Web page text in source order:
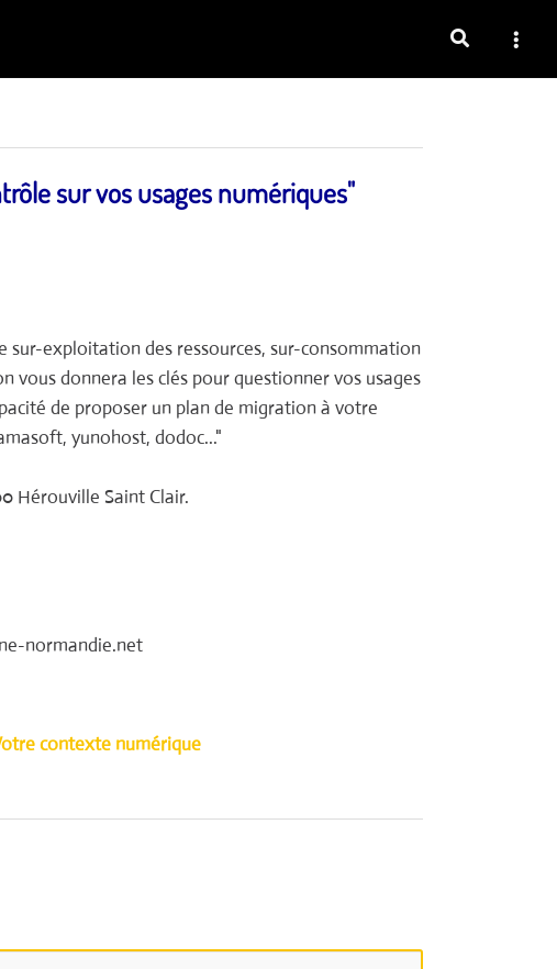
sur vos usages numériques"
sur-exploitation des ressources, sur-consommation
vous donnera les clés pour questionner vos usages
de proposer un plan de migration à votre
yunohost, dodoc..."
Hérouville Saint Clair.
normandie.net
contexte numérique